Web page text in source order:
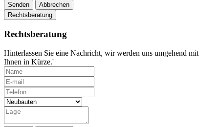
Senden
Abbrechen
Rechtsberatung
Rechtsberatung
Hinterlassen Sie eine Nachricht, wir werden uns umgehend mit
Ihnen in Kürze.'